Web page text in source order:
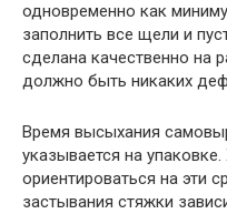
одновременно как
заполнить все щели и
сделана качественно на
должно быть никаких
Время высыхания
указывается на
ориентироваться на эти
застывания стяжки